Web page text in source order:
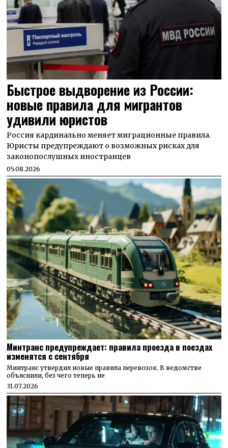
Быстрое выдворение из России:
новые правила для мигрантов
удивили юристов
Россия кардинально меняет миграционные правила.
Юристы предупреждают о возможных рисках для
законопослушных иностранцев
05.08.2026
Минтранс предупреждает: правила проезда в поездах
изменятся с сентября
Минтранс утвердил новые правила перевозок. В ведомстве
объяснили, без чего теперь не
31.07.2026